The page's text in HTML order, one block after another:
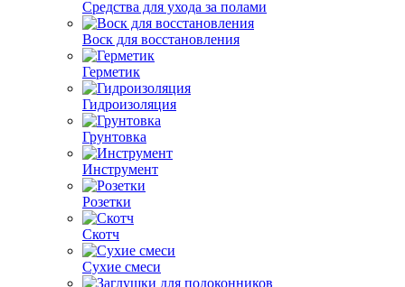
Средства для ухода за полами
Воск для восстановления
Герметик
Гидроизоляция
Грунтовка
Инструмент
Розетки
Скотч
Сухие смеси